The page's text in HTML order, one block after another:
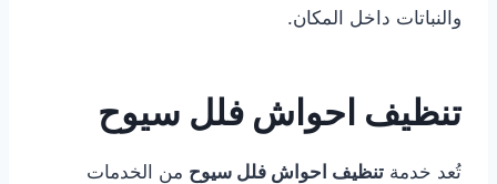
والنباتات داخل المكان.
تنظيف احواش فلل سيوح
تُعد خدمة تنظيف احواش فلل سيوح من الخدمات